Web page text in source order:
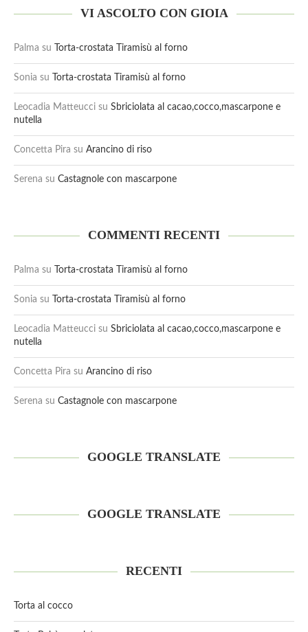
VI ASCOLTO CON GIOIA
Palma su Torta-crostata Tiramisù al forno
Sonia su Torta-crostata Tiramisù al forno
Leocadia Matteucci su Sbriciolata al cacao,cocco,mascarpone e
nutella
Concetta Pira su Arancino di riso
Serena su Castagnole con mascarpone
COMMENTI RECENTI
Palma su Torta-crostata Tiramisù al forno
Sonia su Torta-crostata Tiramisù al forno
Leocadia Matteucci su Sbriciolata al cacao,cocco,mascarpone e
nutella
Concetta Pira su Arancino di riso
Serena su Castagnole con mascarpone
GOOGLE TRANSLATE
GOOGLE TRANSLATE
RECENTI
Torta al cocco